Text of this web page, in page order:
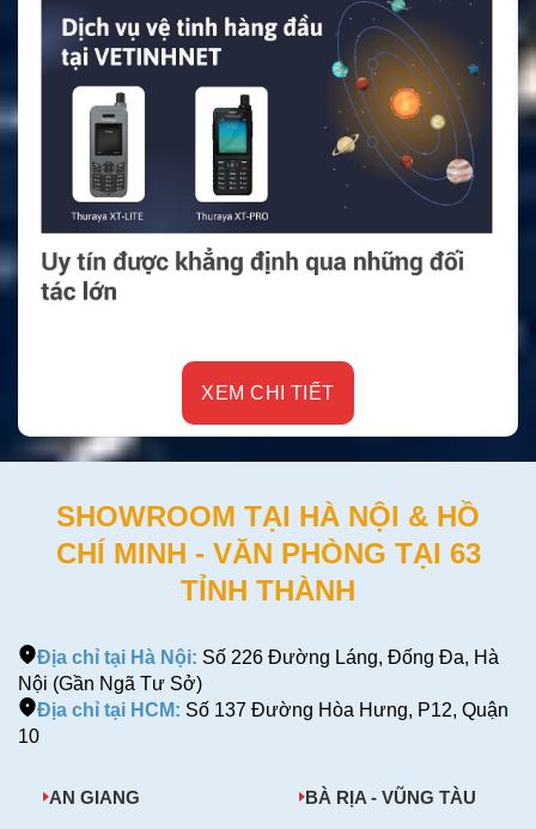
XEM CHI TIẾT
SHOWROOM TẠI HÀ NỘI & HỒ
CHÍ MINH - VĂN PHÒNG TẠI 63
TỈNH THÀNH
Địa chỉ tại Hà Nội: Số 226 Đường Láng, Đống Đa, Hà
Nội (Gần Ngã Tư Sở)
Địa chỉ tại HCM: Số 137 Đường Hòa Hưng, P12, Quận
10
AN GIANG BÀ RỊA - VŨNG TÀU